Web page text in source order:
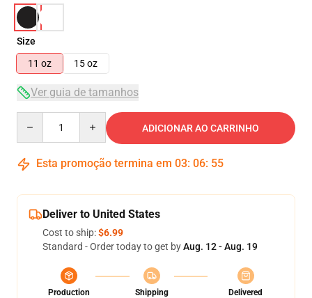
Size
11 oz
15 oz
Ver guia de tamanhos
ADICIONAR AO CARRINHO
Esta promoção termina em 03: 06: 54
Deliver to United States
Cost to ship:$6.99
Standard - Order today to get byAug. 12 - Aug. 19
Production
Shipping
Delivered